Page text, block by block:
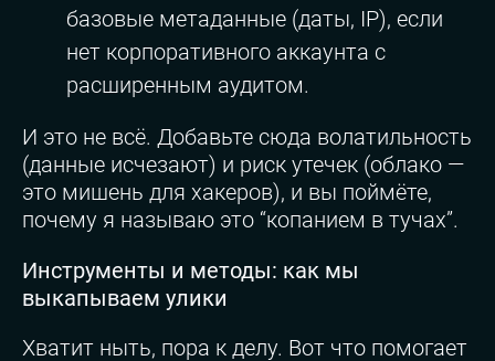
базовые метаданные (даты, IP), если
нет корпоративного аккаунта с
расширенным аудитом.
И это не всё. Добавьте сюда волатильность
(данные исчезают) и риск утечек (облако —
это мишень для хакеров), и вы поймёте,
почему я называю это “копанием в тучах”.
Инструменты и методы: как мы
выкапываем улики
Хватит ныть, пора к делу. Вот что помогает